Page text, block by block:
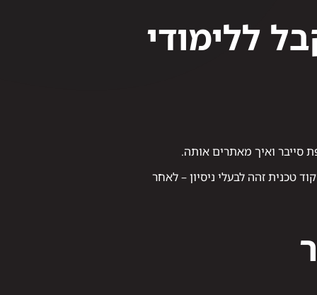
ללימודי
סייבר ואיך מאתרים אותה.
טכנית זהה לבעלי ניסיון – לאחר